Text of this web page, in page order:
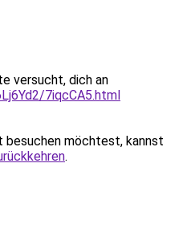
versucht, dich an
7iqcCA5.html
besuchen möchtest, kannst
.